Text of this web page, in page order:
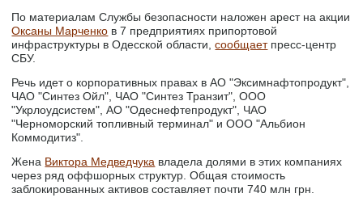
По материалам Службы безопасности наложен арест на акции
Оксаны Марченко в 7 предприятиях припортовой
инфраструктуры в Одесской области,сообщаетпресс-центр
СБУ.
Речь идет о корпоративных правах в АО "Эксимнафтопродукт",
ЧАО "Синтез Ойл", ЧАО "Синтез Транзит", ООО
"Укрлоудсистем", АО "Одеснефтепродукт", ЧАО
"Черноморский топливный терминал" и ООО "Альбион
Коммодитиз".
Жена Виктора Медведчука владела долями в этих компаниях
через ряд оффшорных структур. Общая стоимость
заблокированных активов составляет почти 740 млн грн.